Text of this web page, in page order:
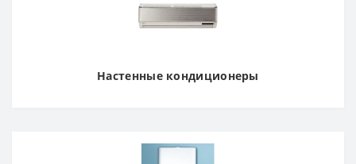
Настенные кондиционеры